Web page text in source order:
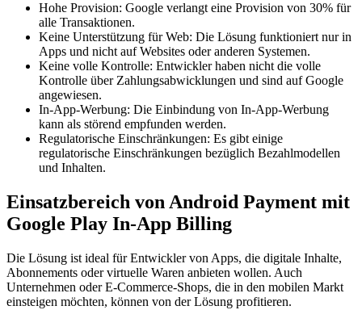
Hohe Provision: Google verlangt eine Provision von 30% für
alle Transaktionen.
Keine Unterstützung für Web: Die Lösung funktioniert nur in
Apps und nicht auf Websites oder anderen Systemen.
Keine volle Kontrolle: Entwickler haben nicht die volle
Kontrolle über Zahlungsabwicklungen und sind auf Google
angewiesen.
In-App-Werbung: Die Einbindung von In-App-Werbung
kann als störend empfunden werden.
Regulatorische Einschränkungen: Es gibt einige
regulatorische Einschränkungen bezüglich Bezahlmodellen
und Inhalten.
Einsatzbereich von Android Payment mit
Google Play In-App Billing
Die Lösung ist ideal für Entwickler von Apps, die digitale Inhalte,
Abonnements oder virtuelle Waren anbieten wollen. Auch
Unternehmen oder E-Commerce-Shops, die in den mobilen Markt
einsteigen möchten, können von der Lösung profitieren.